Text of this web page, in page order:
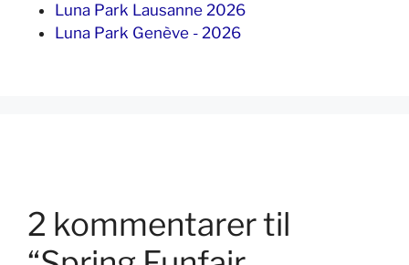
Luna Park Lausanne 2026
Luna Park Genève - 2026
2 kommentarer til